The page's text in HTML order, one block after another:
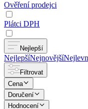
Ověření prodejci
Plátci DPH
Nejlepší
NejlepšíNejnovější
Filtrovat
Cena
Doručení
Hodnocení